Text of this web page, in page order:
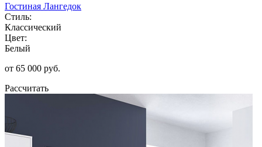
Гостиная Лангедок
Стиль:
Классический
Цвет:
Белый
от 65 000 руб.
Рассчитать